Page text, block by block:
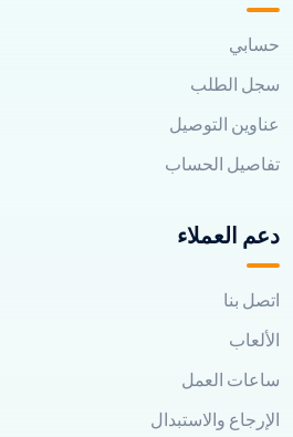
حسابي
سجل الطلب
عناوين التوصيل
تفاصيل الحساب
دعم العملاء
اتصل بنا
الألعاب
ساعات العمل
الإرجاع والاستبدال